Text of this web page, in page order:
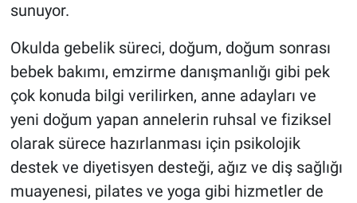
sunuyor.
Okulda gebelik süreci, doğum, doğum sonrası
bebek bakımı, emzirme danışmanlığı gibi pek
çok konuda bilgi verilirken, anne adayları ve
yeni doğum yapan annelerin ruhsal ve fiziksel
olarak sürece hazırlanması için psikolojik
destek ve diyetisyen desteği, ağız ve diş sağlığı
muayenesi, pilates ve yoga gibi hizmetler de